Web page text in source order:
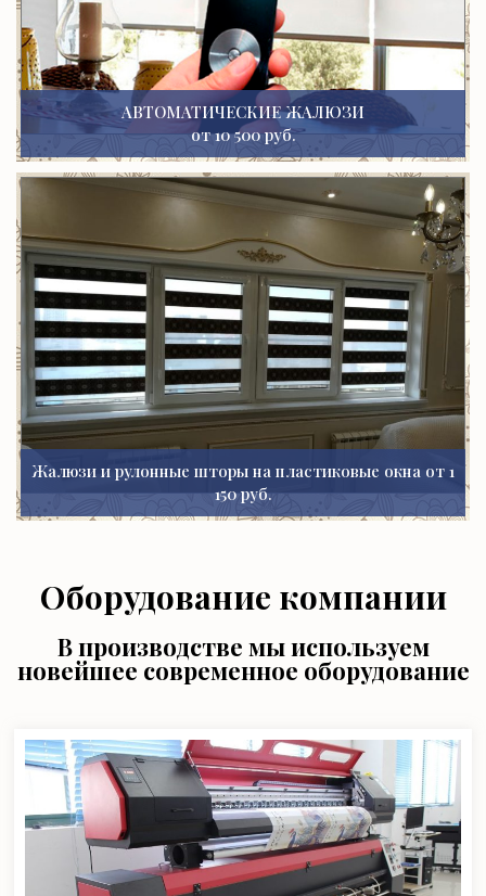
АВТОМАТИЧЕСКИЕ ЖАЛЮЗИ
от 10 500 руб.
Жалюзи и рулонные шторы на пластиковые окна от 1
150 руб.
Оборудование компании
В производстве мы используем
новейшее современное оборудование